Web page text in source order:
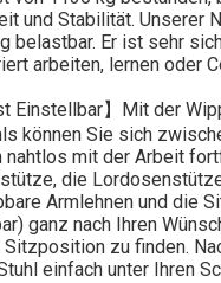
und Stabilität. Unserer
belastbar. Er ist sehr
arbeiten, lernen oder
Einstellbar】Mit der
können Sie sich
nahtlos mit der Arbeit
die
Armlehnen und die
ganz nach Ihren
zu finden.
einfach unter Ihren